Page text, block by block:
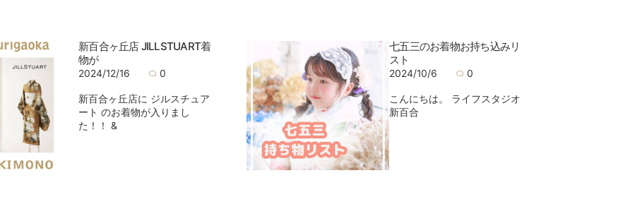
新百合ヶ丘店 JILLSTUART着
物が
2024/12/16 0
新百合ヶ丘店に ジルスチュア
ート のお着物が入りまし
た！！ &
七五三のお着物お持ち込みリ
スト
2024/10/6 0
こんにちは。 ライフスタジオ
新百合